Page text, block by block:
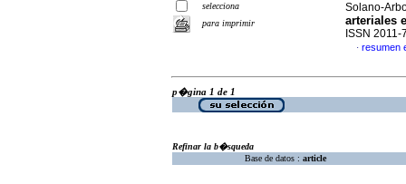
selecciona
para imprimir
Solano-
arteriales
ISSN 2011-
· resumen
p�gina 1 de 1
Refinar la b�squeda
Base de datos : article